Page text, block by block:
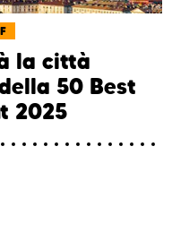
la città
50 Best
2025